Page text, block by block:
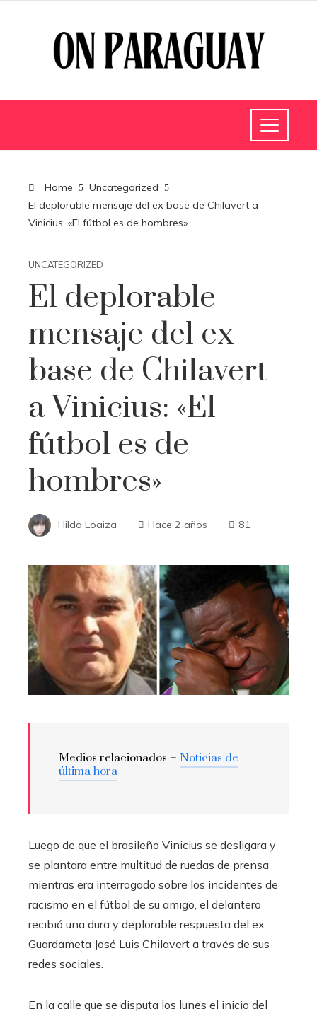
Home
Uncategorized
El deplorable mensaje del ex base de Chilavert a
Vinicius: «El fútbol es de hombres»
UNCATEGORIZED
El deplorable
mensaje del ex
base de Chilavert
a Vinicius: «El
fútbol es de
hombres»
Hilda Loaiza Hace 2 años 81
Medios relacionados – Noticias de
última hora
Luego de que el brasileño Vinicius se desligara y
se plantara entre multitud de ruedas de prensa
mientras era interrogado sobre los incidentes de
racismo en el fútbol de su amigo, el delantero
recibió una dura y deplorable respuesta del ex
Guardameta José Luis Chilavert a través de sus
redes sociales.
En la calle que se disputa los lunes el inicio del